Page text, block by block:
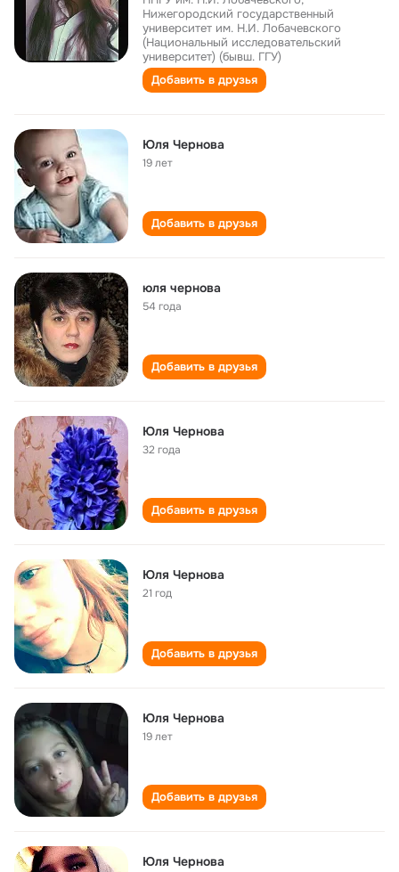
Нижегородский государственный
университет им. Н.И. Лобачевского
(Национальный исследовательский
университет) (бывш. ГГУ)
Добавить в друзья
Юля Чернова
19 лет
Добавить в друзья
юля чернова
54 года
Добавить в друзья
Юля Чернова
32 года
Добавить в друзья
Юля Чернова
21 год
Добавить в друзья
Юля Чернова
19 лет
Добавить в друзья
Юля Чернова